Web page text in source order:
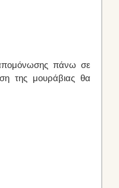
πάνω σε
της μουράβιας θα